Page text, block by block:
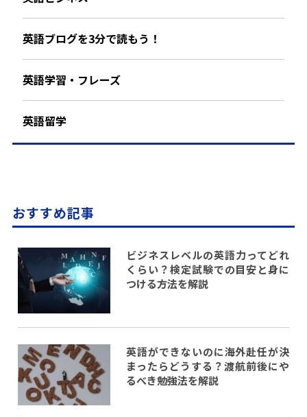
英語ブログを3分で読もう！
英語学習・フレーズ
英語留学
おすすめ記事
ビジネスレベルの英語力ってどれ
くらい？検定試験での目安と身に
つける方法を解説
英語ができないのに海外赴任が決
まったらどうする？渡航前後にや
るべき勉強法を解説